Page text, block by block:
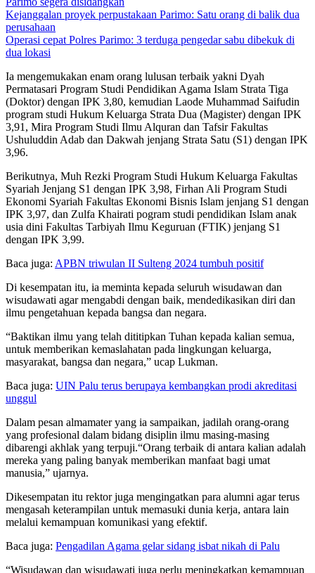
Kejanggalan proyek perpustakaan Parimo: Satu orang di balik dua
perusahaan
Operasi cepat Polres Parimo: 3 terduga pengedar sabu dibekuk di
dua lokasi
Ia mengemukakan enam orang lulusan terbaik yakni Dyah
Permatasari Program Studi Pendidikan Agama Islam Strata Tiga
(Doktor) dengan IPK 3,80, kemudian Laode Muhammad Saifudin
program studi Hukum Keluarga Strata Dua (Magister) dengan IPK
3,91, Mira Program Studi Ilmu Alquran dan Tafsir Fakultas
Ushuluddin Adab dan Dakwah jenjang Strata Satu (S1) dengan IPK
3,96.
Berikutnya, Muh Rezki Program Studi Hukum Keluarga Fakultas
Syariah Jenjang S1 dengan IPK 3,98, Firhan Ali Program Studi
Ekonomi Syariah Fakultas Ekonomi Bisnis Islam jenjang S1 dengan
IPK 3,97, dan Zulfa Khairati pogram studi pendidikan Islam anak
usia dini Fakultas Tarbiyah Ilmu Keguruan (FTIK) jenjang S1
dengan IPK 3,99.
Baca juga: APBN triwulan II Sulteng 2024 tumbuh positif
Di kesempatan itu, ia meminta kepada seluruh wisudawan dan
wisudawati agar mengabdi dengan baik, mendedikasikan diri dan
ilmu pengetahuan kepada bangsa dan negara.
“Baktikan ilmu yang telah dititipkan Tuhan kepada kalian semua,
untuk memberikan kemaslahatan pada lingkungan keluarga,
masyarakat, bangsa dan negara,” ucap Lukman.
Baca juga: UIN Palu terus berupaya kembangkan prodi akreditasi
unggul
Dalam pesan almamater yang ia sampaikan, jadilah orang-orang
yang profesional dalam bidang disiplin ilmu masing-masing
dibarengi akhlak yang terpuji.“Orang terbaik di antara kalian adalah
mereka yang paling banyak memberikan manfaat bagi umat
manusia,” ujarnya.
Dikesempatan itu rektor juga mengingatkan para alumni agar terus
mengasah keterampilan untuk memasuki dunia kerja, antara lain
melalui kemampuan komunikasi yang efektif.
Baca juga: Pengadilan Agama gelar sidang isbat nikah di Palu
“Wisudawan dan wisudawati juga perlu meningkatkan kemampuan